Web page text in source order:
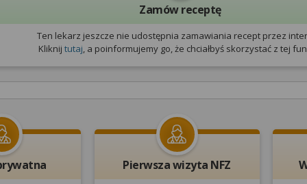
Zamów receptę
Ten lekarz jeszcze nie udostępnia zamawiania recept przez
Kliknijtutaj, a poinformujemy go, że chciałbyś skorzystać z tej
Pierwsza wizyta NFZ